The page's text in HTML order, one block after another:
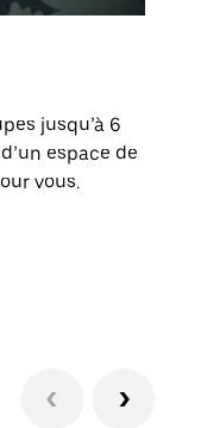
jusqu’à 6
espace de
vous.